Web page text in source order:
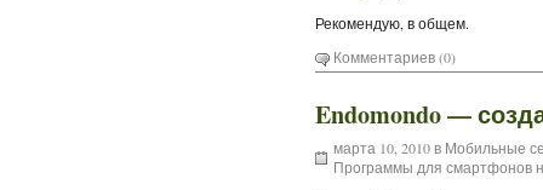
Рекомендую, в общем.
Комментариев (0)
Endomondo —
марта 10, 2010 в Мобильные
Программы для смартфонов